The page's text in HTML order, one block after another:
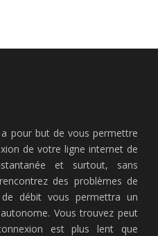
pour but de vous permettre
de votre ligne internet de
et surtout, sans
des problèmes de
débit vous permettra un
Vous trouvez peut
est plus lent que